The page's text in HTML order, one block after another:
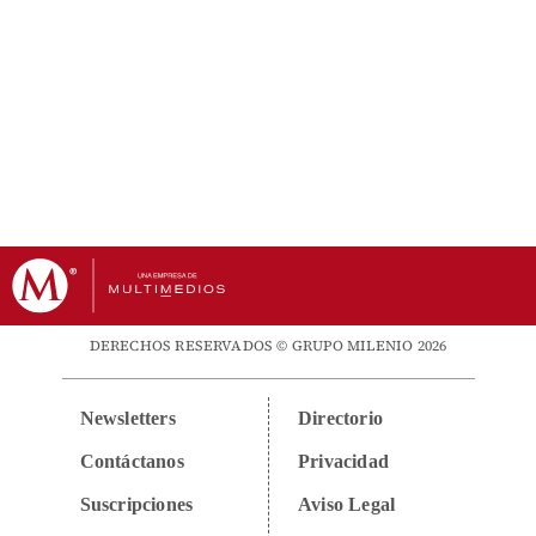
DERECHOS RESERVADOS © GRUPO MILENIO 2026
Newsletters
Contáctanos
Suscripciones
Directorio
Privacidad
Aviso Legal